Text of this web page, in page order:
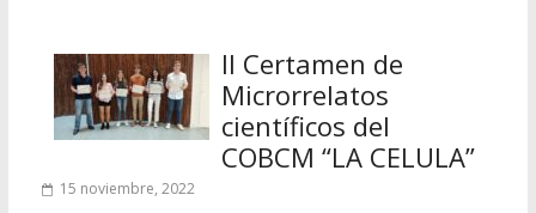
II Certamen de
Microrrelatos
científicos del
COBCM “LA CELULA”
15 noviembre, 2022